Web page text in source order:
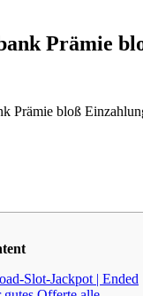
Prämie
Prämie bloß
Slot-Jackpot | Ended